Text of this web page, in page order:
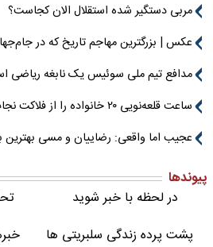
مربی دستگیر شده استقلال الان کجاست؟
عکس | بزرگترین مهاجم تاریخ که در
مدافع تیم ملی سوئیس یک نابغه ریاضی
ساعت قلعه‌نویی ۲۰ خانواده را از فلاکت نجات می‌دهد
عجیب اما واقعی: رضاییان و مسی بهترین بازیکنان جام جهانی!
پیوندها
در لحظه با خبر شوید
پشت پرده زندگی سلبریتی ها